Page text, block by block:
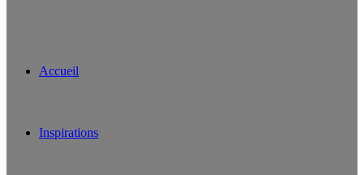
Accueil
Inspirations